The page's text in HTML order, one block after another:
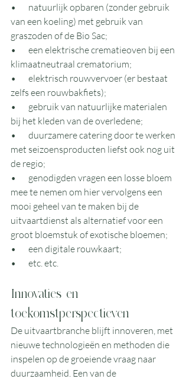
•       natuurlijk opbaren (zonder gebruik
van een koeling) met gebruik van
graszoden of de Bio Sac;
•       een elektrische crematieoven bij een
klimaatneutraal crematorium;
•       elektrisch rouwvervoer (er bestaat
zelfs een rouwbakfiets);
•       gebruik van natuurlijke materialen
bij het kleden van de overledene;
•       duurzamere catering door te werken
met seizoensproducten liefst ook nog uit
de regio;
•       genodigden vragen een losse bloem
mee te nemen om hier vervolgens een
mooi geheel van te maken bij de
uitvaartdienst als alternatief voor een
groot bloemstuk of exotische bloemen;
•       een digitale rouwkaart;
•       etc. etc.
Innovaties en
toekomstperspectieven
De uitvaartbranche blijft innoveren, met
nieuwe technologieën en methoden die
inspelen op de groeiende vraag naar
duurzaamheid. Een van de